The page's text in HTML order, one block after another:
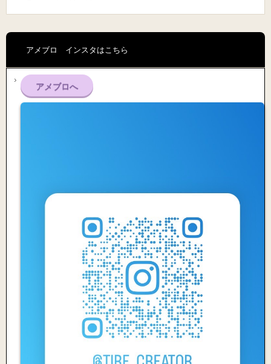
アメブロ インスタはこちら
アメブロへ